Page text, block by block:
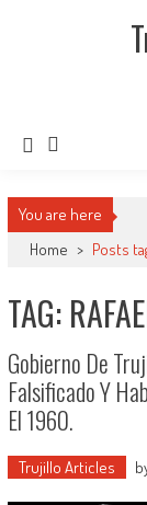
You are here
Home > Posts
TAG:
Gobierno De
Falsificado Y
El 1960.
Trujillo Articles